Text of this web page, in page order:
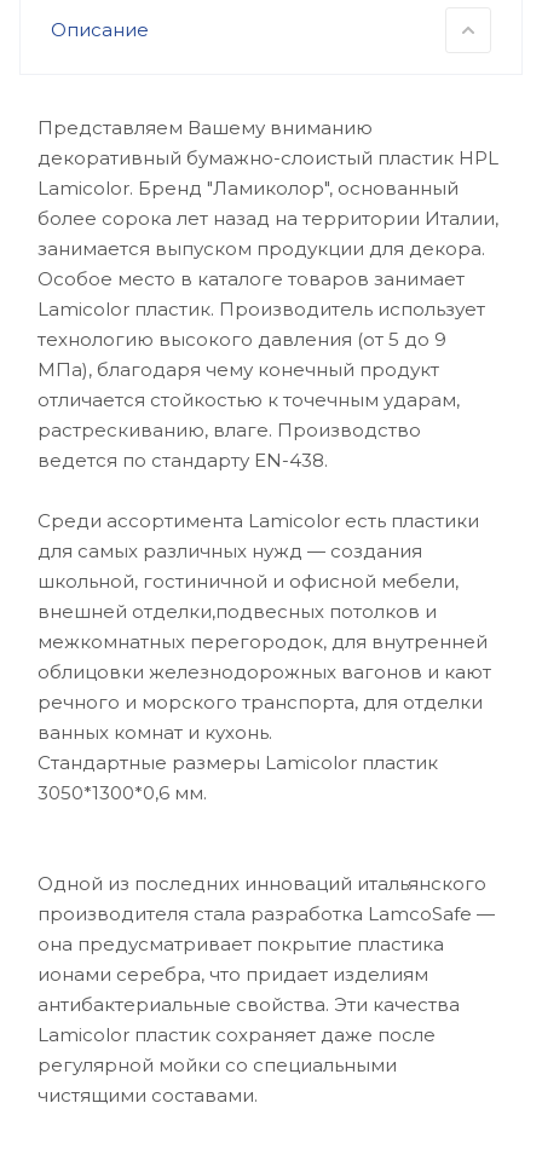
Описание
Представляем Вашему вниманию
декоративный бумажно-слоистый пластик HPL
Lamicolor. Бренд "Ламиколор", основанный
более сорока лет назад на территории Италии,
занимается выпуском продукции для декора.
Особое место в каталоге товаров занимает
Lamicolor пластик. Производитель использует
технологию высокого давления (от 5 до 9
МПа), благодаря чему конечный продукт
отличается стойкостью к точечным ударам,
растрескиванию, влаге. Производство
ведется по стандарту EN-438.
Среди ассортимента Lamicolor есть пластики
для самых различных нужд — создания
школьной, гостиничной и офисной мебели,
внешней отделки,подвесных потолков и
межкомнатных перегородок, для внутренней
облицовки железнодорожных вагонов и кают
речного и морского транспорта, для отделки
ванных комнат и кухонь.
Стандартные размеры Lamicolor пластик
3050*1300*0,6 мм.
Одной из последних инноваций итальянского
производителя стала разработка LamcoSafe —
она предусматривает покрытие пластика
ионами серебра, что придает изделиям
антибактериальные свойства. Эти качества
Lamicolor пластик сохраняет даже после
регулярной мойки со специальными
чистящими составами.